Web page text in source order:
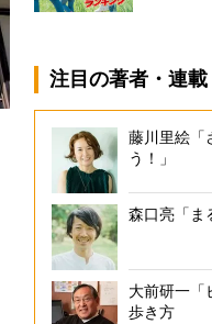
注目の著者・連載
藤川里絵「
う！」
森口亮「ま
大前研一「
歩き方